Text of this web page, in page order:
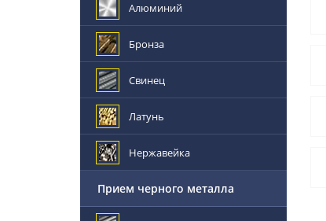
Алюминий
Бронза
Свинец
Латунь
Нержавейка
Прием черного металла